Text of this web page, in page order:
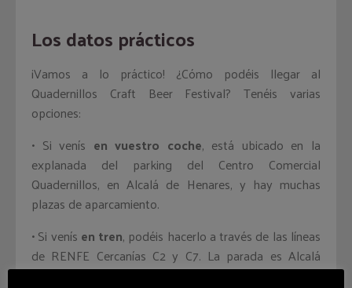
Los datos prácticos
¡Vamos a lo práctico! ¿Cómo podéis llegar al
Quadernillos Craft Beer Festival? Tenéis varias
opciones:
• Si venís en vuestro coche, está ubicado en la
explanada del parking del Centro Comercial
Quadernillos, en Alcalá de Henares, y hay muchas
plazas de aparcamiento.
• Si venís en tren, podéis hacerlo a través de las líneas
de RENFE Cercanías C2 y C7. La parada es Alcalá
Universidad.